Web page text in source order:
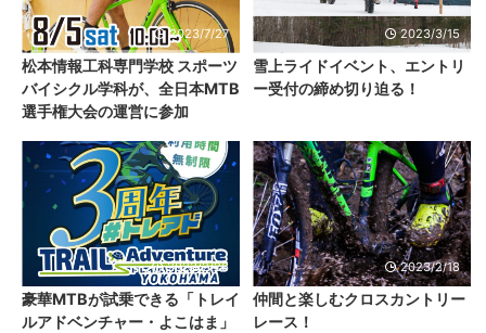
2023/7/27
松本情報工科専門学校 スポーツ
バイシクル学科が、全日本MTB
選手権大会の運営に参加
2023/3/15
雪上ライドイベント、エントリ
ー受付の締め切り迫る！
2023/2/26
豪華MTBが試乗できる「トレイ
ルアドベンチャー・よこはま」
2023/2/18
仲間と楽しむクロスカントリー
レース！